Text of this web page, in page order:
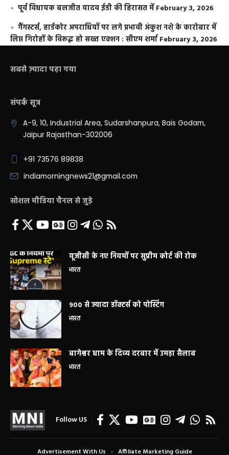
पूर्व विधायक बलजीत यादव ईडी की हिरासत में February 3, 2026
गैंगस्टर्स, हार्डकोर अपराधियों पर लगे प्रभावी अंकुश नशे के कारोबार में
लिप्त गिरोहों के विरूद्ध हो सख्त एक्शन : सीएम शर्मा February 3, 2026
सबसे ज़्यादा पढ़ा गया
संपर्क सूत्र
A-9, 10, Industrial Area, Sudarshanpura, Bais Godam,
Jaipur Rajasthan-302006
+91 73576 89838
indiamorningnews21@gmail.com
सोशल मीडिया चैनल से जुड़े
यूजीसी के नए नियमों पर सुप्रीम कोर्ट की रोक
भारत
900 से ज्यादा डॉक्टर्स को पोस्टिंग
भारत
बागेश्वर धाम के दिव्य दरबार में उमड़ा सैलाब
भारत
Follow US
Advertisement With Us Affiliate Marketing Guide